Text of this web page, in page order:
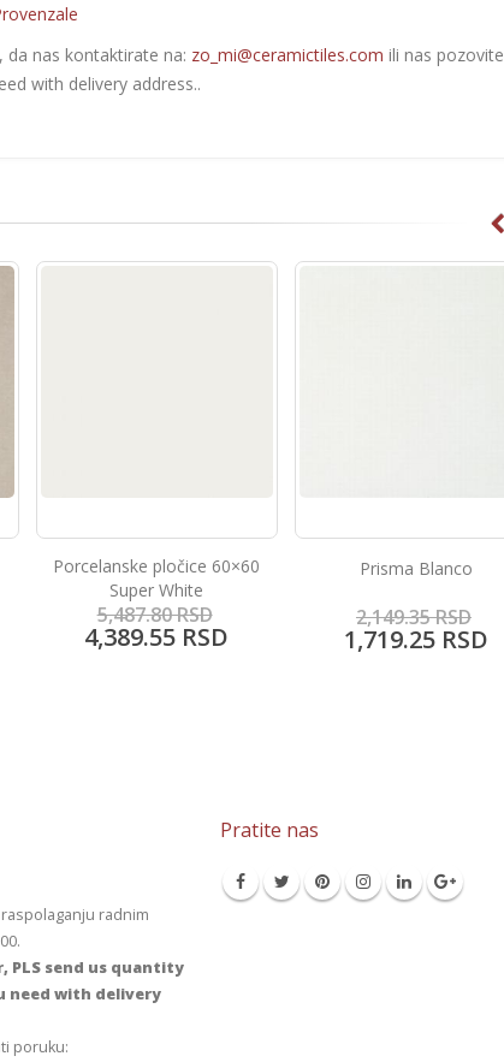
nas kontaktirate na: zo_mi@ceramictiles.com ili nas pozovite
with delivery address..
Porcelanske pločice 60×60
Super White
5,487.80RSD
4,389.55 RSD
Prisma Blanco
2,149.35RSD
1,719.25RSD
radnim
PLS send us quantity
need with delivery
poruku:
Pratite nas